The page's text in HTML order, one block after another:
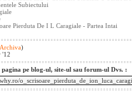
Subiectului
Pierduta De I L Caragiale - Partea Intai
)
'12
pe blog-ul, site-ul sau forum-ul Dvs. :